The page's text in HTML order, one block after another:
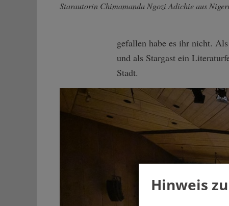
Starautorin Chimamanda Ngozi Adichie aus
gefallen habe es ihr nicht.
und als Stargast ein
Stadt.
Hinweis